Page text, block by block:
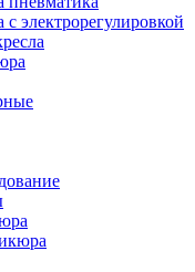
электрорегулировкой